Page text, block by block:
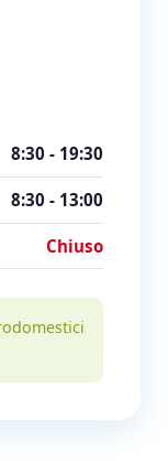
8:30 - 19:30
8:30 - 13:00
Chiuso